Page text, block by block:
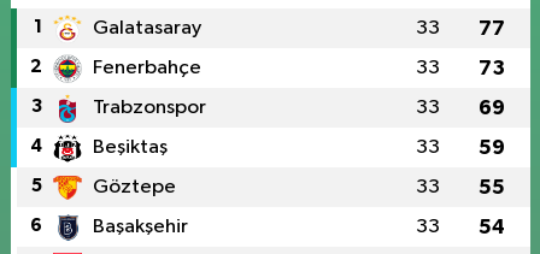
1 Galatasaray 33 77
2 Fenerbahçe 33 73
3 Trabzonspor 33 69
4 Beşiktaş 33 59
5 Göztepe 33 55
6 Başakşehir 33 54